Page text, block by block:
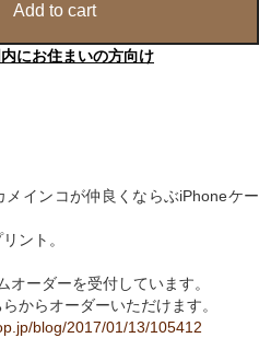
Add to cart
内にお住まいの方向け
メインコが仲良くならぶiPhoneケー
ント。
オーダーを受付しています。
からオーダーいただけます。
blog/2017/01/13/105412